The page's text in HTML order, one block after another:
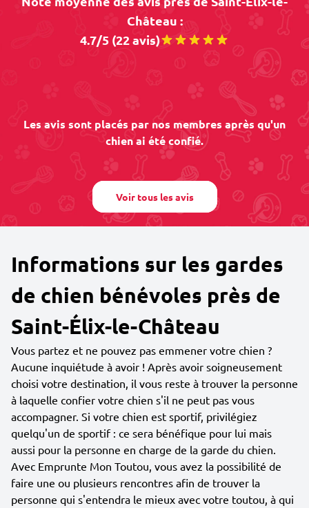
Château :
4.7/5 (22 avis)
Les avis sont placés par nos membres après qu'un
chien ai été confié.
Voir tous les avis
Informations sur les gardes
de chien bénévoles près de
Saint-Élix-le-Château
Vous partez et ne pouvez pas emmener votre chien ?
Aucune inquiétude à avoir ! Après avoir soigneusement
choisi votre destination, il vous reste à trouver la personne
à laquelle confier votre chien s'il ne peut pas vous
accompagner. Si votre chien est sportif, privilégiez
quelqu'un de sportif : ce sera bénéfique pour lui mais
aussi pour la personne en charge de la garde du chien.
Avec Emprunte Mon Toutou, vous avez la possibilité de
faire une ou plusieurs rencontres afin de trouver la
personne qui s'entendra le mieux avec votre toutou, à qui